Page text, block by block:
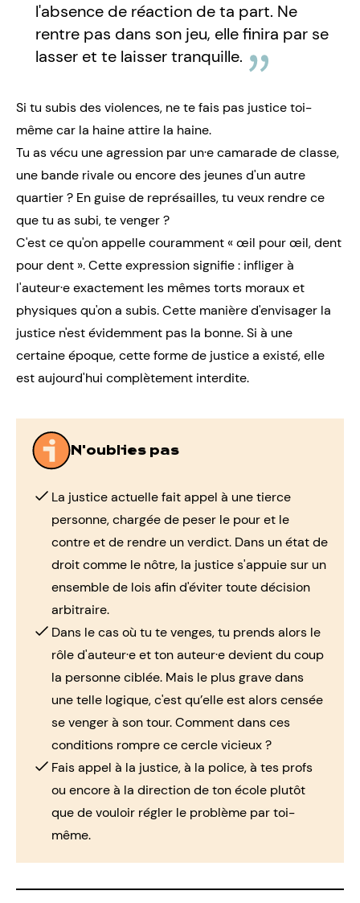
l'absence de réaction de ta part. Ne
rentre pas dans son jeu, elle finira par se
lasser et te laisser tranquille.
Si tu subis des violences, ne te fais pas justice toi-
même car la haine attire la haine.
Tu as vécu une agression par un·e camarade de classe,
une bande rivale ou encore des jeunes d'un autre
quartier ? En guise de représailles, tu veux rendre ce
que tu as subi, te venger ?
C'est ce qu'on appelle couramment « œil pour œil, dent
pour dent ». Cette expression signifie : infliger à
l'auteur·e exactement les mêmes torts moraux et
physiques qu'on a subis. Cette manière d'envisager la
justice n'est évidemment pas la bonne. Si à une
certaine époque, cette forme de justice a existé, elle
est aujourd'hui complètement interdite.
N'oublies pas
La justice actuelle fait appel à une tierce
personne, chargée de peser le pour et le
contre et de rendre un verdict. Dans un état de
droit comme le nôtre, la justice s'appuie sur un
ensemble de lois afin d'éviter toute décision
arbitraire.
Dans le cas où tu te venges, tu prends alors le
rôle d'auteur·e et ton auteur·e devient du coup
la personne ciblée. Mais le plus grave dans
une telle logique, c'est qu’elle est alors censée
se venger à son tour. Comment dans ces
conditions rompre ce cercle vicieux ?
Fais appel à la justice, à la police, à tes profs
ou encore à la direction de ton école plutôt
que de vouloir régler le problème par toi-
même.